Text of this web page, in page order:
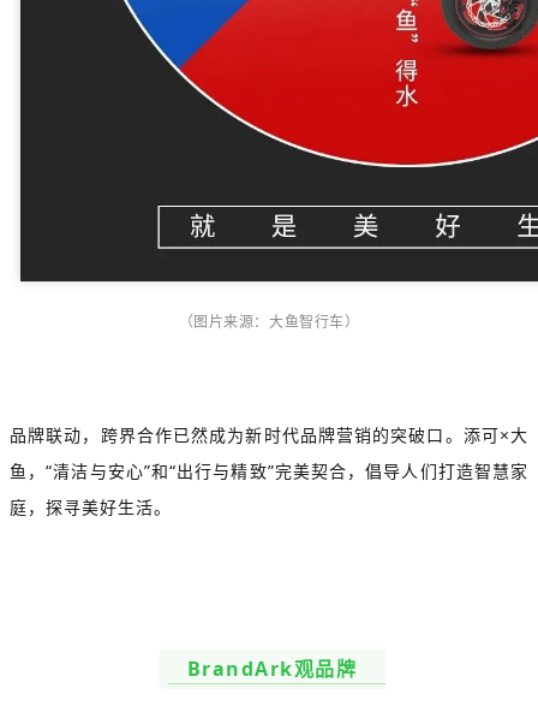
（图片来源：大鱼智行车）
品牌联动，跨界合作已然成为新时代品牌营销的突破口。添可×大
鱼，“清洁与安心”和“出行与精致”完美契合，倡导人们打造智慧家
庭，探寻美好生活。
BrandArk观品牌